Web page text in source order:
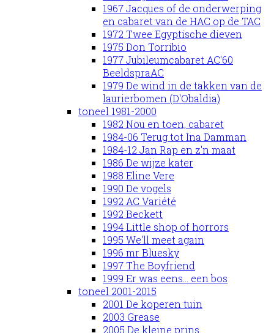
1967 Jacques of de onderwerping
en cabaret van de HAC op de TAC
1972 Twee Egyptische dieven
1975 Don Torribio
1977 Jubileumcabaret AC'60
BeeldspraAC
1979 De wind in de takken van de
laurierbomen (D'Obaldia)
toneel 1981-2000
1982 Nou en toen, cabaret
1984-06 Terug tot Ina Damman
1984-12 Jan Rap en z'n maat
1986 De wijze kater
1988 Eline Vere
1990 De vogels
1992 AC Variété
1992 Beckett
1994 Little shop of horrors
1995 We'll meet again
1996 mr Bluesky
1997 The Boyfriend
1999 Er was eens... een bos
toneel 2001-2015
2001 De koperen tuin
2003 Grease
2005 De kleine prins